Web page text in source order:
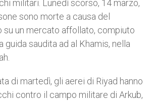
militari. Lunedì scorso, 14 marzo,
sono morte a causa del
su un mercato affollato, compiuto
guida saudita ad al Khamis, nella
di martedì, gli aerei di Riyad hanno
contro il campo militare di Arkub,